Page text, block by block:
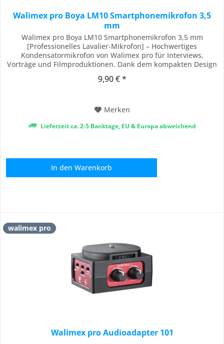
Walimex pro Boya LM10 Smartphonemikrofon 3,5
mm
Walimex pro Boya LM10 Smartphonemikrofon 3,5 mm
[Professionelles Lavalier-Mikrofon] – Hochwertiges
Kondensatormikrofon von Walimex pro für Interviews,
Vorträge und Filmproduktionen. Dank dem kompakten Design
stets den idealen Abstand zur Stimme. Für klare
9,90 € *
Merken
Lieferzeit ca. 2-5 Banktage, EU & Europa abweichend
In den Warenkorb
walimex pro
Walimex pro Audioadapter 101